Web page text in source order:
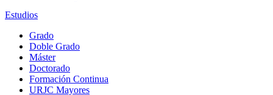
Estudios
Grado
Doble Grado
Máster
Doctorado
Formación Continua
URJC Mayores